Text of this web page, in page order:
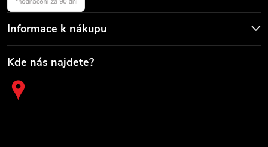
Informace k nákupu
Kde nás najdete?